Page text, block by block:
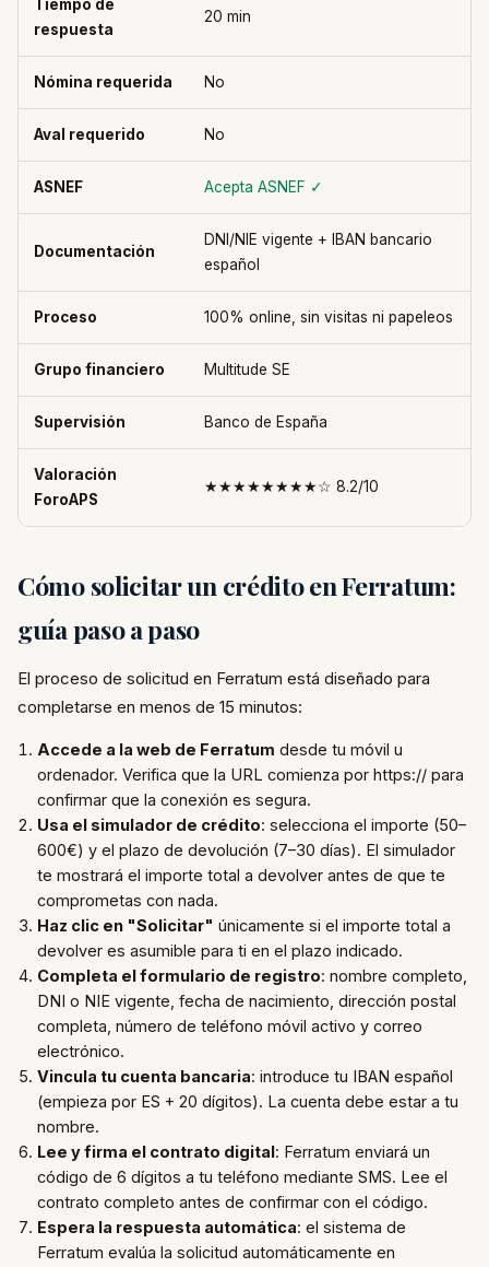
Tiempo de
respuesta
20 min
Nómina requerida No
Aval requerido No
ASNEF Acepta ASNEF ✓
Documentación
DNI/NIE vigente + IBAN bancario
español
Proceso 100% online, sin visitas ni papeleos
Grupo financiero Multitude SE
Supervisión Banco de España
Valoración
ForoAPS
★★★★★★★★☆ 8.2/10
Cómo solicitar un crédito en Ferratum:
guía paso a paso
El proceso de solicitud en Ferratum está diseñado para
completarse en menos de 15 minutos:
Accede a la web de Ferratum desde tu móvil u
ordenador. Verifica que la URL comienza por https:// para
confirmar que la conexión es segura.
Usa el simulador de crédito: selecciona el importe (50–
600€) y el plazo de devolución (7–30 días). El simulador
te mostrará el importe total a devolver antes de que te
comprometas con nada.
Haz clic en "Solicitar" únicamente si el importe total a
devolver es asumible para ti en el plazo indicado.
Completa el formulario de registro: nombre completo,
DNI o NIE vigente, fecha de nacimiento, dirección postal
completa, número de teléfono móvil activo y correo
electrónico.
Vincula tu cuenta bancaria: introduce tu IBAN español
(empieza por ES + 20 dígitos). La cuenta debe estar a tu
nombre.
Lee y firma el contrato digital: Ferratum enviará un
código de 6 dígitos a tu teléfono mediante SMS. Lee el
contrato completo antes de confirmar con el código.
Espera la respuesta automática: el sistema de
Ferratum evalúa la solicitud automáticamente en